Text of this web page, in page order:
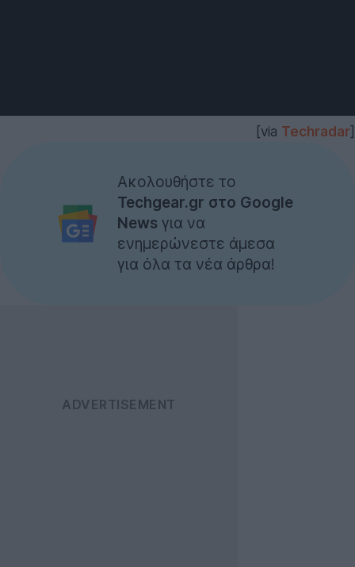
[via Techradar]
Ακολουθήστε το
Techgear.gr στο Google
News για να
ενημερώνεστε άμεσα
για όλα τα νέα άρθρα!